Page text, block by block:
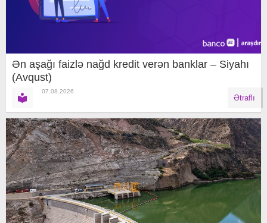
Ən aşağı faizlə nağd kredit verən banklar – Siyahı
(Avqust)
07.08.2026
Ətraflı